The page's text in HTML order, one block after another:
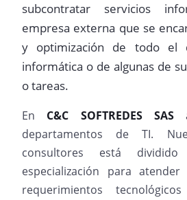
subcontratar servicios
empresa externa que se
y optimización de todo el
informática o de algunas de
o tareas.
En C&C SOFTREDES SAS
departamentos de TI.
consultores está
especialización para
requerimientos